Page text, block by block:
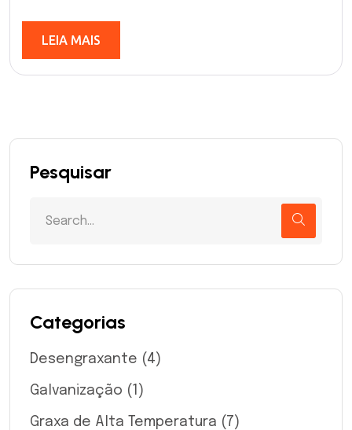
LEIA MAIS
Pesquisar
Categorias
Desengraxante (4)
Galvanização (1)
Graxa de Alta Temperatura (7)